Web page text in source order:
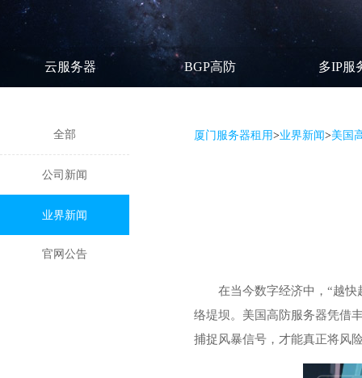
云服务器 BGP高防 多IP服
全部
公司新闻
业界新闻
官网公告
厦门服务器租用>业界新闻>美国
在当今数字经济中，“越
络堤坝。 美国高防服务器凭借
捕捉风暴信号，才能真正将风